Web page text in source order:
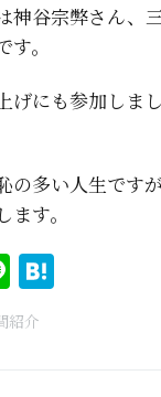
神谷宗弊さん、
。
げにも参加しま
の多い人生です
す。
Line
紹介